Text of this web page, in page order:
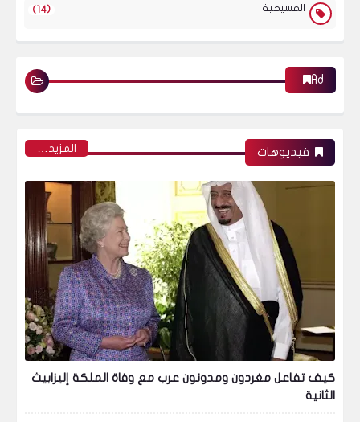
المسيحية (14)
Ad
فيديوهات ‏المزيد…
كيف تفاعل مغردون ومدونون عرب مع وفاة الملكة إليزابيث
الثانية